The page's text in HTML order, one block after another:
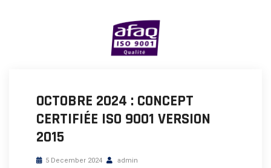
OCTOBRE 2024 : CONCEPT
CERTIFIÉE ISO 9001 VERSION
2015
5 December 2024 admin